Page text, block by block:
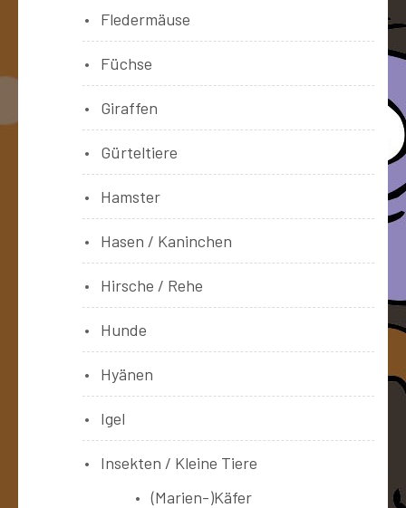
Fledermäuse
Füchse
Giraffen
Gürteltiere
Hamster
Hasen / Kaninchen
Hirsche / Rehe
Hunde
Hyänen
Igel
Insekten / Kleine Tiere
(Marien-)Käfer